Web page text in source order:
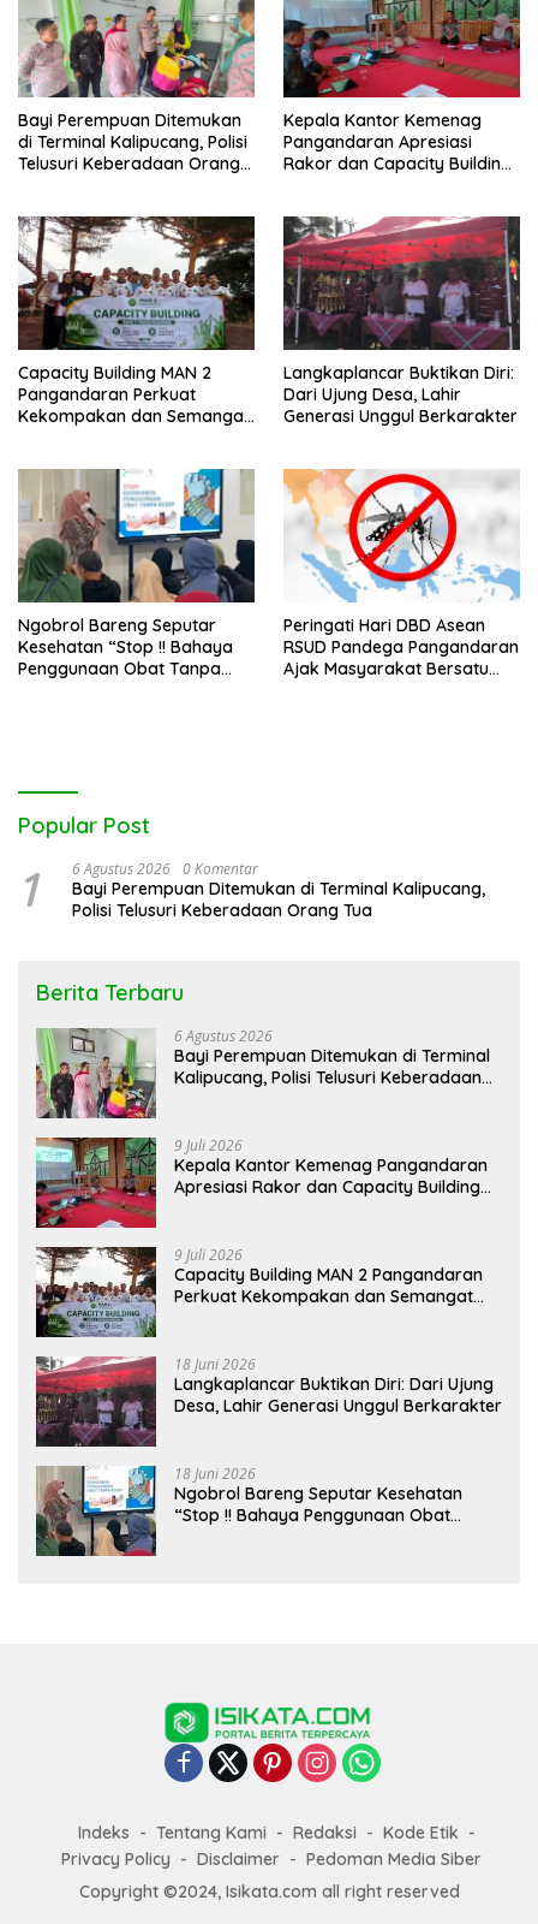
Bayi Perempuan Ditemukan
di Terminal Kalipucang, Polisi
Telusuri Keberadaan Orang
Kepala Kantor Kemenag
Pangandaran Apresiasi
Rakor dan Capacity Building
Antar Lini
Capacity Building MAN 2
Pangandaran Perkuat
Kekompakan dan Semangat
Langkaplancar Buktikan Diri:
Dari Ujung Desa, Lahir
Generasi Unggul Berkarakter
Ngobrol Bareng Seputar
Kesehatan “Stop !! Bahaya
Penggunaan Obat Tanpa
Peringati Hari DBD Asean
RSUD Pandega Pangandaran
Ajak Masyarakat Bersatu
Popular Post
1 6 Agustus 2026 0 Komentar
Bayi Perempuan Ditemukan di Terminal Kalipucang,
Polisi Telusuri Keberadaan Orang Tua
Berita Terbaru
6 Agustus 2026
Bayi Perempuan Ditemukan di Terminal
Kalipucang, Polisi Telusuri Keberadaan
9 Juli 2026
Kepala Kantor Kemenag Pangandaran
Apresiasi Rakor dan Capacity Building
9 Juli 2026
Capacity Building MAN 2 Pangandaran
Perkuat Kekompakan dan Semangat
18 Juni 2026
Langkaplancar Buktikan Diri: Dari Ujung
Desa, Lahir Generasi Unggul Berkarakter
18 Juni 2026
Ngobrol Bareng Seputar Kesehatan
“Stop !! Bahaya Penggunaan Obat
Indeks Tentang Kami Redaksi
Kode Etik
Privacy Policy
Disclaimer
Pedoman Media Siber
Copyright ©2024, Isikata.com all right reserved